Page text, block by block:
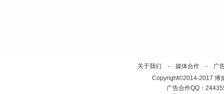
关于我们 - 媒体合作 - 广
Copyright©2014-2017 博
广告合作QQ：